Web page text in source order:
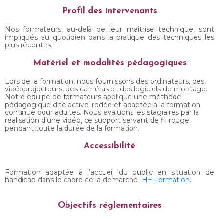
Profil des intervenants
Nos formateurs, au-delà de leur maîtrise technique, sont
impliqués au quotidien dans la pratique des techniques les
plus récentes.
Matériel et modalités pédagogiques
Lors de la formation, nous fournissons des ordinateurs, des
vidéoprojecteurs, des caméras et des logiciels de montage.
Notre équipe de formateurs applique une méthode
pédagogique dite active, rodée et adaptée à la formation
continue pour adultes. Nous évaluons les stagiaires par la
réalisation d’une vidéo, ce support servant de fil rouge
pendant toute la durée de la formation.
Accessibilité
Formation adaptée à l’accueil du public en situation de
handicap dans le cadre de la démarche H+ Formation.
Objectifs réglementaires